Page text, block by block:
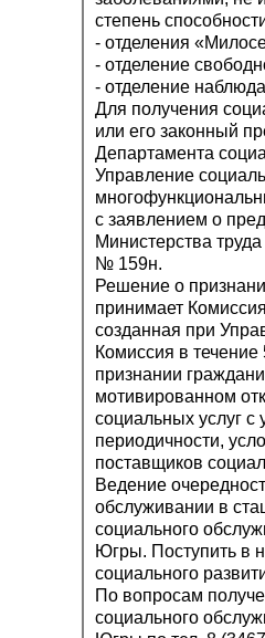
степень
- отделения
- отделение
- отделение
Для получения
или его законный
Департамента
Управление
с заявлением о
Министерства
№ 159н.
Решение о
принимает
созданная при
Комиссия в
признании
мотивированном
социальных услуг
периодичности,
поставщиков
Ведение
обслуживании в
социального
Югры. Поступить в
социального
По вопросам
социального